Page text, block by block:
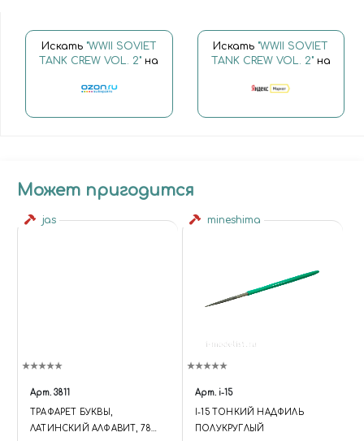
Искать "WWII SOVIET
TANK CREW VOL. 2" на
Искать "WWII SOVIET
TANK CREW VOL. 2"на
Может пригодится
jas
Арт. 3811
ТРАФАРЕТ БУКВЫ,
ЛАТИНСКИЙ АЛФАВИТ, 78
mineshima
Арт. i-15
I-15 ТОНКИЙ НАДФИЛЬ
ПОЛУКРУГЛЫЙ